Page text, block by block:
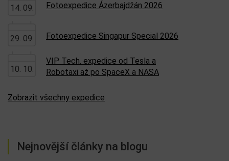
14. 09. Fotoexpedice Ázerbajdžán 2026
29. 09. Fotoexpedice Singapur Special 2026
10. 10.
VIP Tech. expedice od Tesla a
Robotaxi až po SpaceX a NASA
Zobrazit všechny expedice
Nejnovější články na blogu